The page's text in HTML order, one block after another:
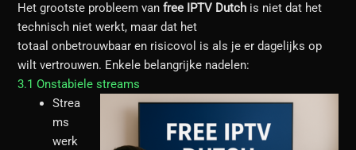
Het grootste probleem vanfree IPTV Dutch is niet dat het
technisch niet werkt, maar dat het
totaal onbetrouwbaar en risicovol is als je er dagelijks op
wilt vertrouwen. Enkele belangrijke nadelen:
3.1 Onstabiele streams
Strea
ms
werk